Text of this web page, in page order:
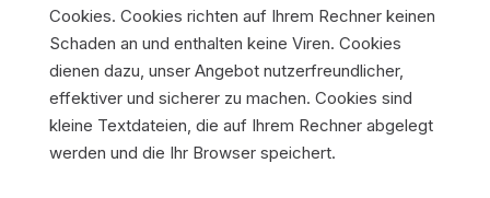
Cookies. Cookies richten auf Ihrem Rechner keinen
Schaden an und enthalten keine Viren. Cookies
dienen dazu, unser Angebot nutzerfreundlicher,
effektiver und sicherer zu machen. Cookies sind
kleine Textdateien, die auf Ihrem Rechner abgelegt
werden und die Ihr Browser speichert.